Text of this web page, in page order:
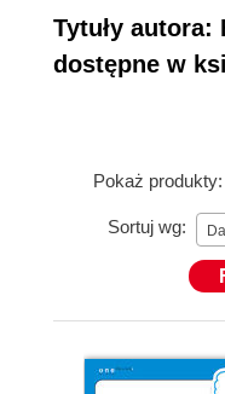
Tytuły autora:
dostępne w
Pokaż produkty:
Sortuj wg: